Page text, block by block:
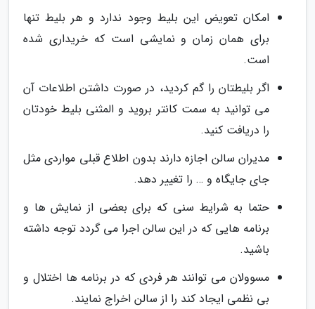
امکان تعویض این بلیط وجود ندارد و هر بلیط تنها
برای همان زمان و نمایشی است که خریداری شده
است.
اگر بلیطتان را گم کردید، در صورت داشتن اطلاعات آن
می توانید به سمت کانتر بروید و المثنی بلیط خودتان
را دریافت کنید.
مدیران سالن اجازه دارند بدون اطلاع قبلی مواردی مثل
جای جایگاه و … را تغییر دهد.
حتما به شرایط سنی که برای بعضی از نمایش ها و
برنامه هایی که در این سالن اجرا می گردد توجه داشته
باشید.
مسوولان می توانند هر فردی که در برنامه ها اختلال و
بی نظمی ایجاد کند را از سالن اخراج نمایند.